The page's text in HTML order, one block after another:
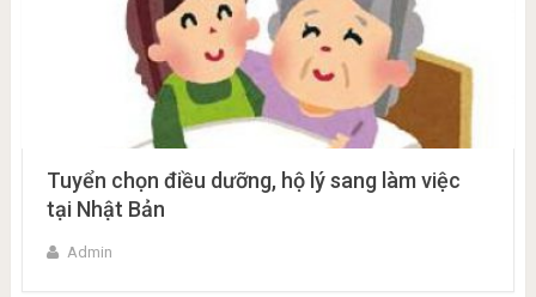
Tuyển chọn điều dưỡng, hộ lý sang làm việc
tại Nhật Bản
Admin